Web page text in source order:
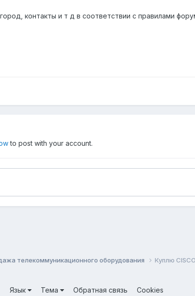
контакты и т д в соответствии с правилами
to post with your account.
телекоммуникационного оборудования Куплю
Язык Тема Обратная связь Cookies